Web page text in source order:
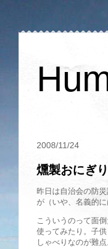
2008/11/24
燻製おにぎり
昨日は自治会の防
が（いや、名義的
こういうのって面
使ってみたり。子
しゃべりなのが難